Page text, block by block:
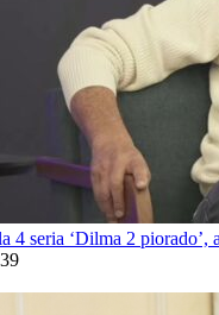
4 seria ‘Dilma 2 piorado’,